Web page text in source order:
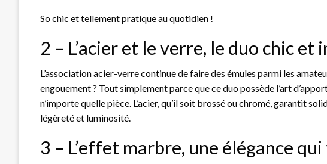
So chic et tellement pratique au quotidien !
2 – L’acier et le verre, le duo chic et
L’association acier-verre continue de faire des émules parmi les
engouement ? Tout simplement parce que ce duo possède l’art
n’importe quelle pièce. L’acier, qu’il soit brossé ou chromé, garantit
légèreté et luminosité.
3 – L’effet marbre, une élégance